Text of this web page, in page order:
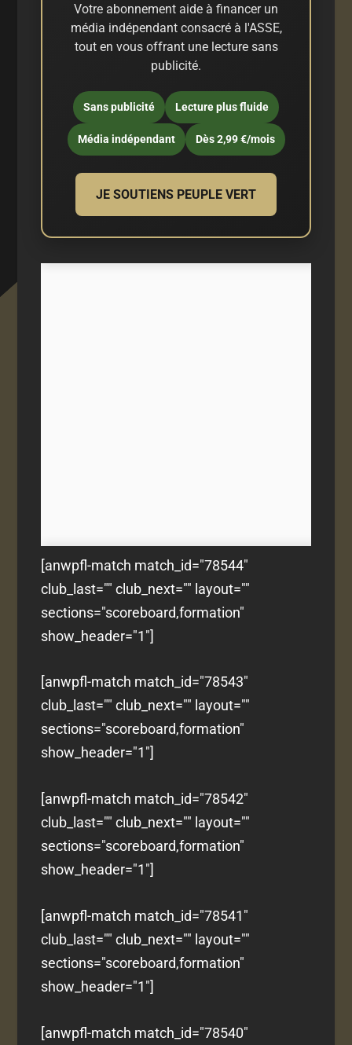
Votre abonnement aide à financer un
média indépendant consacré à l'ASSE,
tout en vous offrant une lecture sans
publicité.
Sans publicité Lecture plus fluide
Média indépendant Dès 2,99 €/mois
JE SOUTIENS PEUPLE VERT
[anwpfl-match match_id="78544"
club_last="" club_next="" layout=""
sections="scoreboard,formation"
show_header="1"]
[anwpfl-match match_id="78543"
club_last="" club_next="" layout=""
sections="scoreboard,formation"
show_header="1"]
[anwpfl-match match_id="78542"
club_last="" club_next="" layout=""
sections="scoreboard,formation"
show_header="1"]
[anwpfl-match match_id="78541"
club_last="" club_next="" layout=""
sections="scoreboard,formation"
show_header="1"]
[anwpfl-match match_id="78540"